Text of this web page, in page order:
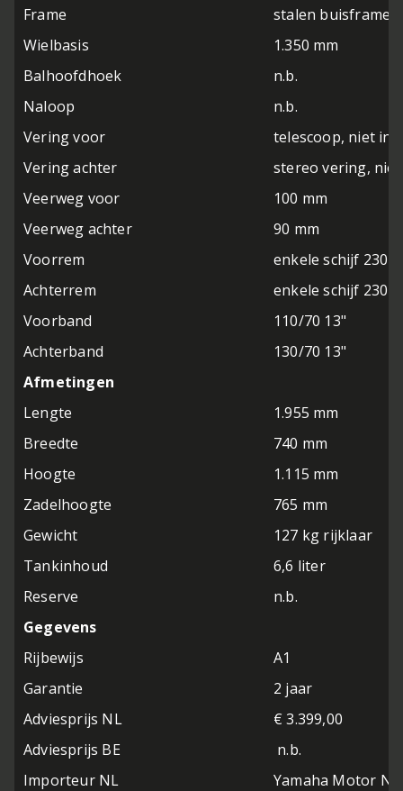
Frame
stalen buisframe
Wielbasis
1.350 mm
Balhoofdhoek
n.b.
Naloop
n.b.
Vering voor
telescoop, niet
Vering achter
stereo vering,
Veerweg voor
100 mm
Veerweg achter
90 mm
Voorrem
enkele schijf 230
Achterrem
enkele schijf 230
Voorband
110/70 13"
Achterband
130/70 13"
Afmetingen
Lengte
1.955 mm
Breedte
740 mm
Hoogte
1.115 mm
Zadelhoogte
765 mm
Gewicht
127 kg rijklaar
Tankinhoud
6,6 liter
Reserve
n.b.
Gegevens
Rijbewijs
A1
Garantie
2 jaar
Adviesprijs NL
€ 3.399,00
Adviesprijs BE
n.b.
Importeur NL
Yamaha Motor